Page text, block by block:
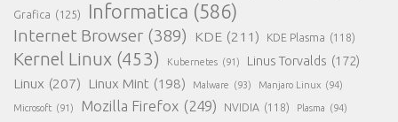
Grafica (125) Informatica (586)
Internet Browser (389) KDE (211) KDE Plasma (118)
Kernel Linux (453) Kubernetes (91) Linus Torvalds (172)
Linux (207) Linux Mint (198) Malware (93) Manjaro Linux (94)
Microsoft (91) Mozilla Firefox (249) NVIDIA (118) Plasma (94)